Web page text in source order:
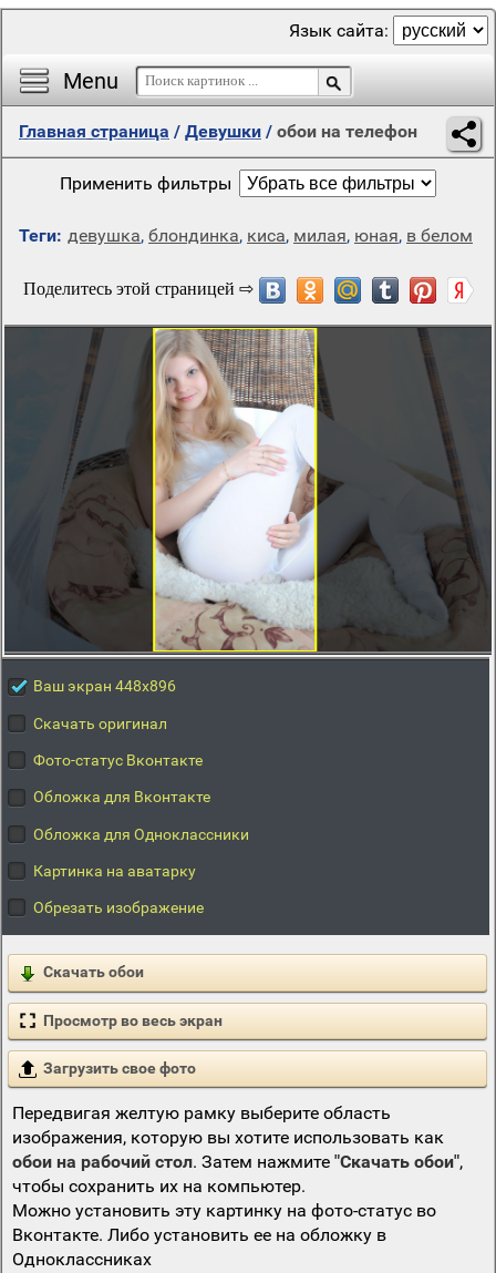
Menu
Язык сайта:
Главная страница / Девушки / обои на телефон
Применить фильтры
Теги: девушка, блондинка, киса, милая, юная, в белом
Ваш экран 448x896
Скачать оригинал
Фото-статус Вконтакте
Обложка для Вконтакте
Обложка для Одноклассники
Картинка на аватарку
Обрезать изображение
Скачать обои
Просмотр во весь экран
Загрузить свое фото
Передвигая желтую рамку выберите область
изображения, которую вы хотите использовать как
обои на рабочий стол. Затем нажмите "Скачать обои",
чтобы сохранить их на компьютер.
Можно установить эту картинку на фото-статус во
Вконтакте. Либо установить ее на обложку в
Одноклассниках